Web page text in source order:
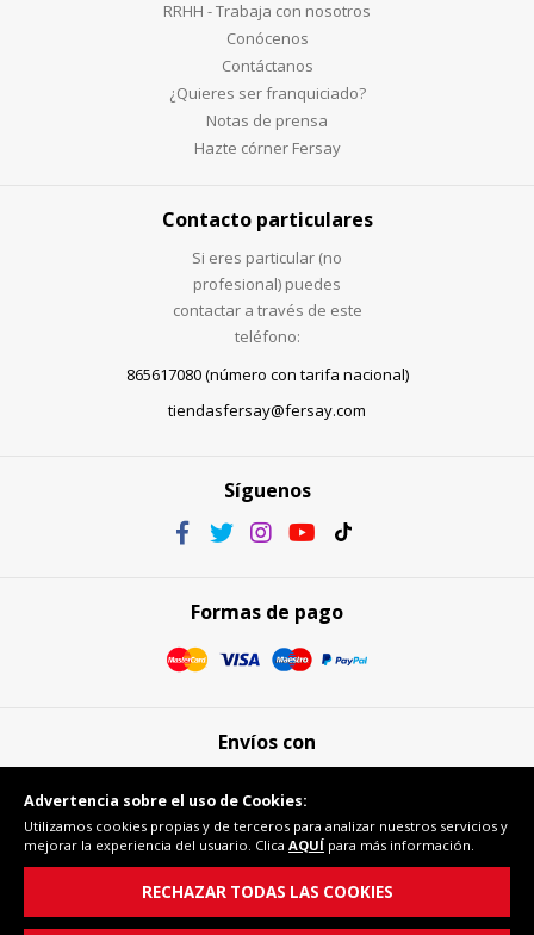
RRHH - Trabaja con nosotros
Conócenos
Contáctanos
¿Quieres ser franquiciado?
Notas de prensa
Hazte córner Fersay
Contacto particulares
Si eres particular (no
profesional) puedes
contactar a través de este
teléfono:
865617080 (número con tarifa nacional)
tiendasfersay@fersay.com
Síguenos
Formas de pago
Envíos con
Compra segura
Advertencia sobre el uso de Cookies:
Utilizamos cookies propias y de terceros para analizar nuestros servicios y
mejorar la experiencia del usuario. Clica AQUÍ para más información.
RECHAZAR TODAS LAS COOKIES